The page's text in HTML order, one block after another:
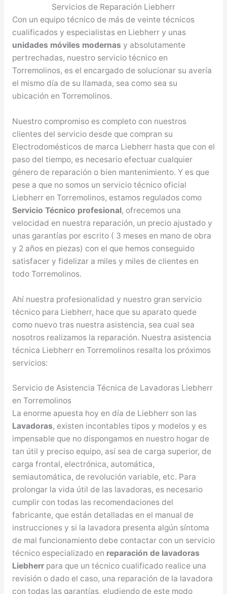
Servicios de Reparación Liebherr
Con un equipo técnico de más de veinte técnicos
cualificados y especialistas en Liebherr y unas
unidades móviles modernas y absolutamente
pertrechadas, nuestro servicio técnico en
Torremolinos, es el encargado de solucionar su avería
el mismo día de su llamada, sea como sea su
ubicación en Torremolinos.
Nuestro compromiso es completo con nuestros
clientes del servicio desde que compran su
Electrodomésticos de marca Liebherr hasta que con el
paso del tiempo, es necesario efectuar cualquier
género de reparación o bien mantenimiento. Y es que
pese a que no somos un servicio técnico oficial
Liebherr en Torremolinos, estamos regulados como
Servicio Técnico profesional, ofrecemos una
velocidad en nuestra reparación, un precio ajustado y
unas garantías por escrito ( 3 meses en mano de obra
y 2 años en piezas) con el que hemos conseguido
satisfacer y fidelizar a miles y miles de clientes en
todo Torremolinos.
Ahí nuestra profesionalidad y nuestro gran servicio
técnico para Liebherr, hace que su aparato quede
como nuevo tras nuestra asistencia, sea cual sea
nosotros realizamos la reparación. Nuestra asistencia
técnica Liebherr en Torremolinos resalta los próximos
servicios:
Servicio de Asistencia Técnica de Lavadoras Liebherr
en Torremolinos
La enorme apuesta hoy en día de Liebherr son las
Lavadoras, existen incontables tipos y modelos y es
impensable que no dispongamos en nuestro hogar de
tan útil y preciso equipo, así sea de carga superior, de
carga frontal, electrónica, automática,
semiautomática, de revolución variable, etc. Para
prolongar la vida útil de las lavadoras, es necesario
cumplir con todas las recomendaciones del
fabricante, que están detalladas en el manual de
instrucciones y si la lavadora presenta algún síntoma
de mal funcionamiento debe contactar con un servicio
técnico especializado en reparación de lavadoras
Liebherrpara que un técnico cualificado realice una
revisión o dado el caso, una reparación de la lavadora
con todas las garantías, eludiendo de este modo